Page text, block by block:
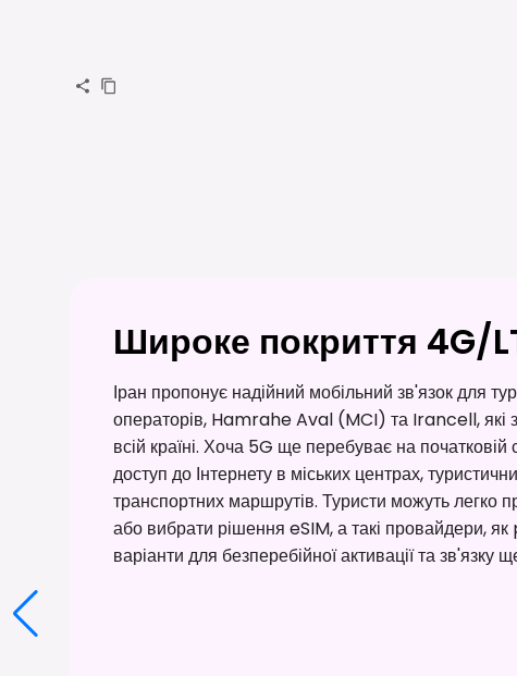
Широке покриття 4G/
Іран пропонує надійний мобільний зв'язок для
операторів, Hamrahe Aval (MCI) та Irancell, які
всій країні. Хоча 5G ще перебуває на початковій
доступ до Інтернету в міських центрах,
транспортних маршрутів. Туристи можуть легко
або вибрати рішення eSIM, а такі провайдери,
варіанти для безперебійної активації та зв'язку